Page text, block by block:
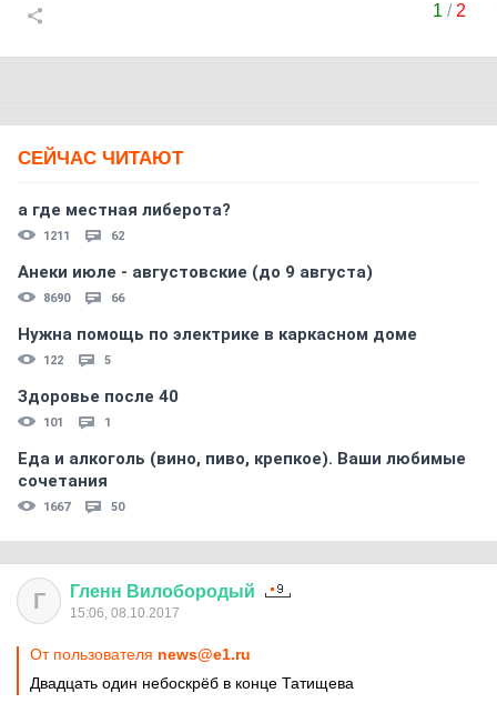
1 / 2
СЕЙЧАС ЧИТАЮТ
а где местная либерота?
1211 62
Анеки июле - августовские (до 9 августа)
8690 66
Нужна помощь по электрике в каркасном доме
122 5
Здоровье после 40
101 1
Еда и алкоголь (вино, пиво, крепкое). Ваши любимые
сочетания
1667 50
Г Гленн Вилобородый
15:06, 08.10.2017
От пользователя news@e1.ru
Двадцать один небоскрёб в конце Татищева